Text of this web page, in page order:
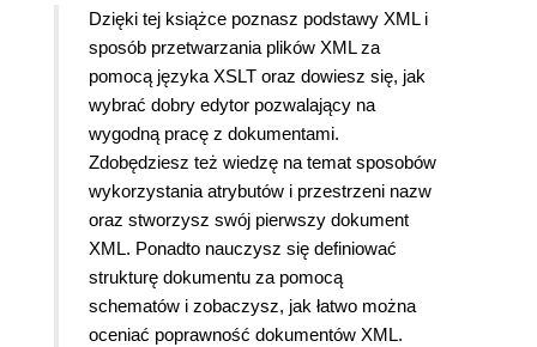
Dzięki tej książce poznasz podstawy XML i
sposób przetwarzania plików XML za
pomocą języka XSLT oraz dowiesz się, jak
wybrać dobry edytor pozwalający na
wygodną pracę z dokumentami.
Zdobędziesz też wiedzę na temat sposobów
wykorzystania atrybutów i przestrzeni nazw
oraz stworzysz swój pierwszy dokument
XML. Ponadto nauczysz się definiować
strukturę dokumentu za pomocą
schematów i zobaczysz, jak łatwo można
oceniać poprawność dokumentów XML.